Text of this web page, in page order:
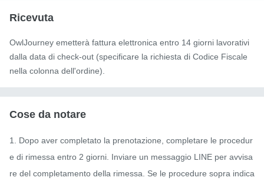
Ricevuta
OwlJourney emetterà fattura elettronica entro 14 giorni lavorativi
dalla data di check-out (specificare la richiesta di Codice Fiscale
nella colonna dell'ordine).
Cose da notare
1. Dopo aver completato la prenotazione, completare le procedur
e di rimessa entro 2 giorni. Inviare un messaggio LINE per avvisa
re del completamento della rimessa. Se le procedure sopra indica